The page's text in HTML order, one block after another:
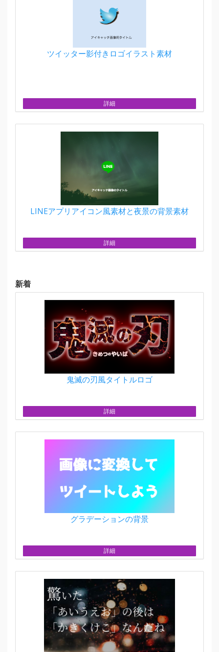
ツイッター影付きロゴイラスト素材
詳細
LINEアプリアイコン風素材と夜景の背景素材
詳細
新着
鬼滅の刃風タイトルロゴ
詳細
グラデーションの背景
詳細